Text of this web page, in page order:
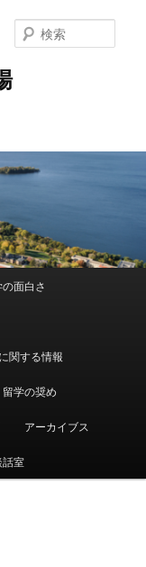
索
面白さ
関する情報
留学の奨め
アーカイブス
話室